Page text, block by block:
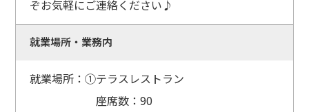
ぞお気軽にご連絡ください♪
就業場所・業務内
就業場所：①テラスレストラン
座席数：90